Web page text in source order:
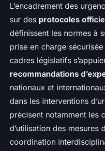
L’encadrement des
sur des protocoles
définissent les normes à
prise en charge
cadres législatifs
recommandations
nationaux et
dans les interventions
précisent notamment les
d’utilisation des mesures
coordination